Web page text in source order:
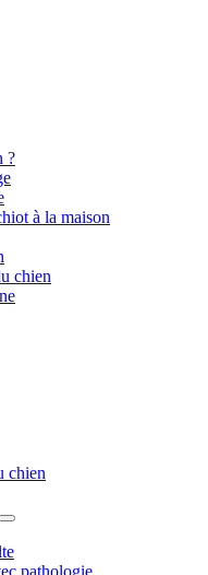
?
à la maison
chien
chien
pathologie